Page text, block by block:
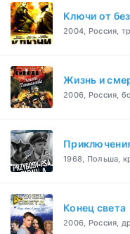
Ключи от
2004, Россия,
Жизнь и
2006, Россия,
1968, Польша,
Конец света
2006, Россия,